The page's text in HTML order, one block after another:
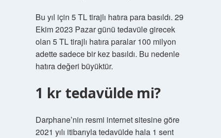
Bu yıl için 5 TL tirajlı hatıra para basıldı. 29
Ekim 2023 Pazar günü tedavüle girecek
olan 5 TL tirajlı hatıra paralar 100 milyon
adette sadece bir kez basıldı. Bu nedenle
hatıra değeri büyüktür.
1 kr tedavülde mi?
Darphane’nin resmi internet sitesine göre
2021 yılı itibarıyla tedavülde hala 1 sent